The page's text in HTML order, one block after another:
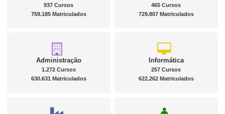
937 Cursos
759.185 Matriculados
465 Cursos
729.807 Matriculados
Administração
1.272 Cursos
630.631 Matriculados
Informática
257 Cursos
622.262 Matriculados